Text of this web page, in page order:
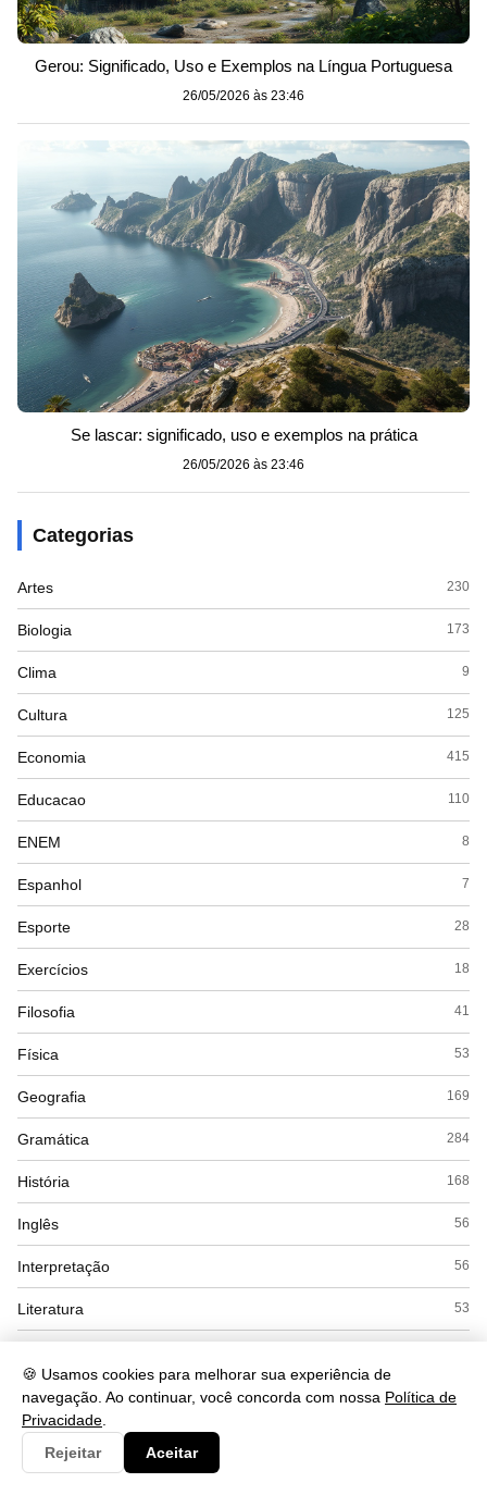
🍪 Usamos cookies para melhorar sua experiência de
navegação. Ao continuar, você concorda com nossa Política de
Privacidade
Rejeitar
Aceitar
Gerou: Significado, Uso e Exemplos na Língua Portuguesa
26/05/2026 às 23:46
Se lascar: significado, uso e exemplos na prática
26/05/2026 às 23:46
Categorias
Artes 230
Biologia 173
Clima 9
Cultura 125
Economia 415
Educacao 110
ENEM 8
Espanhol 7
Esporte 28
Exercícios 18
Filosofia 41
Física 53
Geografia 169
Gramática 284
História 168
Inglês 56
Interpretação 56
Literatura 53
Politica 22
Química
Redação